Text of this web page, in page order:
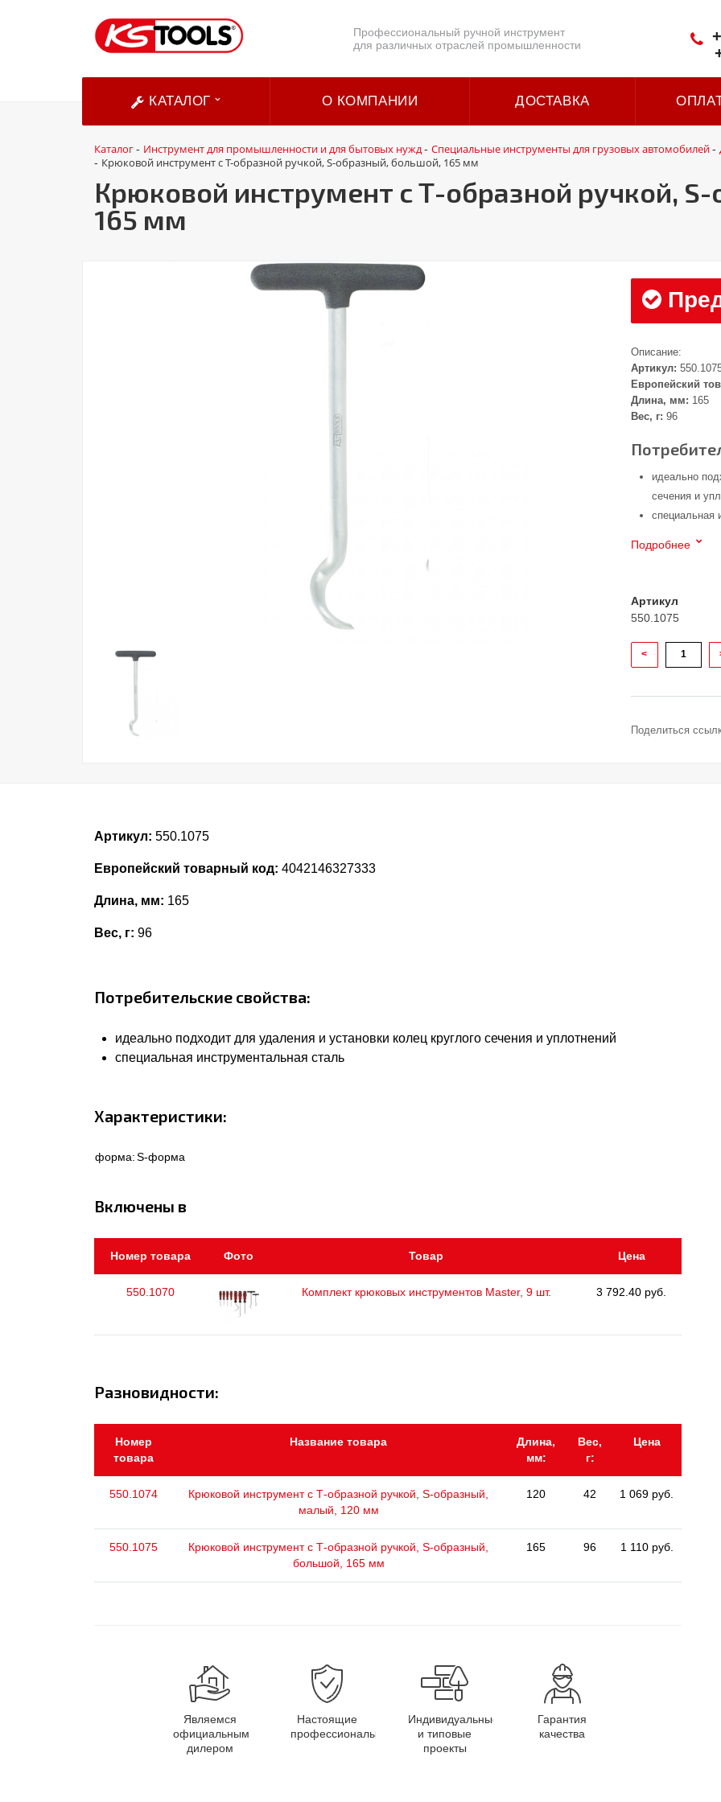
Профессиональный ручной инструмент
для различных отраслей промышленности
КАТАЛОГ О КОМПАНИИ ДОСТАВКА
Каталог- Инструмент для промышленности и для бытовых нужд- Специальные инструменты для грузовых автомобилей-
- Крюковой инструмент с Т-образной ручкой, S-образный, большой, 165 мм
Крюковой инструмент с Т-образной ручкой,
165 мм
Описание:
Артикул:
Европейский
Длина, мм: 165
Вес, г: 96
идеально
сечения и
специальная
Подробнее
Артикул
550.1075
<
Поделиться
Артикул: 550.1075
Европейский товарный код: 4042146327333
Длина, мм: 165
Вес, г: 96
Потребительские свойства:
идеально подходит для удаления и установки колец круглого сечения и уплотнений
специальная инструментальная сталь
Характеристики:
форма:S-форма
Включены в
Номер товара Фото Товар Цена
550.1070 Комплект крюковых инструментов Master, 9 шт. 3 792.40 руб.
Разновидности:
Номер
товара
Название товара
Длина,
мм:
Вес,
г:
Цена
550.1074
Крюковой инструмент с Т-образной ручкой, S-образный,
малый, 120 мм
120 42 1 069 руб.
550.1075
Крюковой инструмент с Т-образной ручкой, S-образный,
большой, 165 мм
165 96 1 110 руб.
Являемся
официальным
дилером
Настоящие
профессионалы
Индивидуальные
и типовые
проекты
Гарантия
качества